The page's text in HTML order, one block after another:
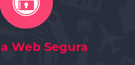
Web Segura